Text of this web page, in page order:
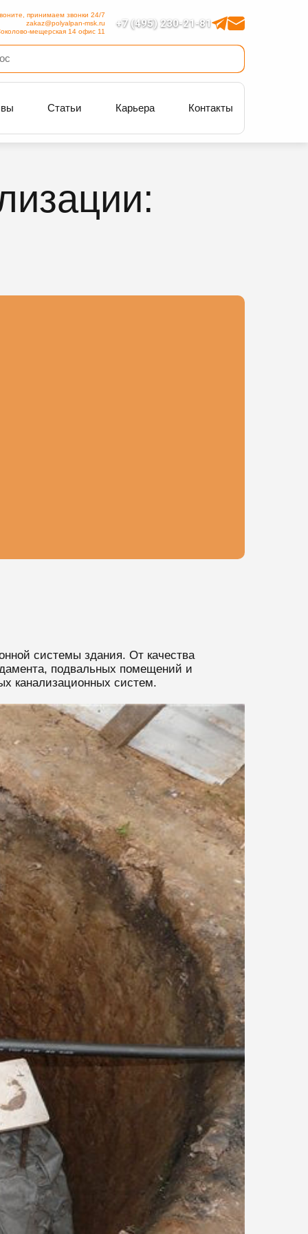
+7 (495) 230-21-81
принимаем звонки 24/7
zakaz@polyalpan-msk.ru
мещерская 14 офис 11
Статьи Карьера Контакты
системы здания. От качества
подвальных помещений и
канализационных систем.